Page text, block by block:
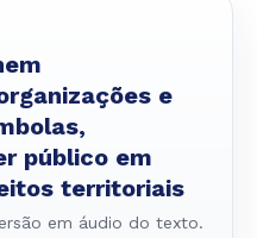
e
público em
territoriais
em áudio do texto.